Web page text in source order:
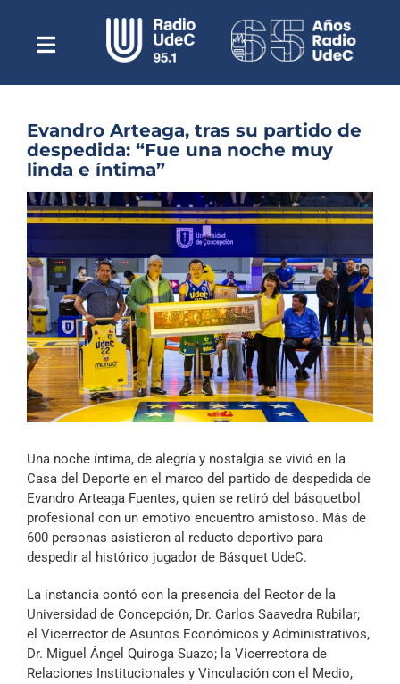
contenidoToggle
NavigationEscuchar Radio UdeC en vivo
Quiénes Somos
Programación
Podcast
Noticias
Reportajes
Columnas
Música Clásica
Especiales
Archivo Sonoro
Evandro Arteaga, tras su partido de
despedida: “Fue una noche muy
linda e íntima”
Ver
imagen
grande
Una noche íntima, de alegría y nostalgia se vivió en la
Casa del Deporte en el marco del partido de despedida de
Evandro Arteaga Fuentes, quien se retiró del básquetbol
profesional con un emotivo encuentro amistoso. Más de
600 personas asistieron al reducto deportivo para
despedir al histórico jugador de Básquet UdeC.
La instancia contó con la presencia del Rector de la
Universidad de Concepción, Dr. Carlos Saavedra Rubilar;
el Vicerrector de Asuntos Económicos y Administrativos,
Dr. Miguel Ángel Quiroga Suazo; la Vicerrectora de
Relaciones Institucionales y Vinculación con el Medio,